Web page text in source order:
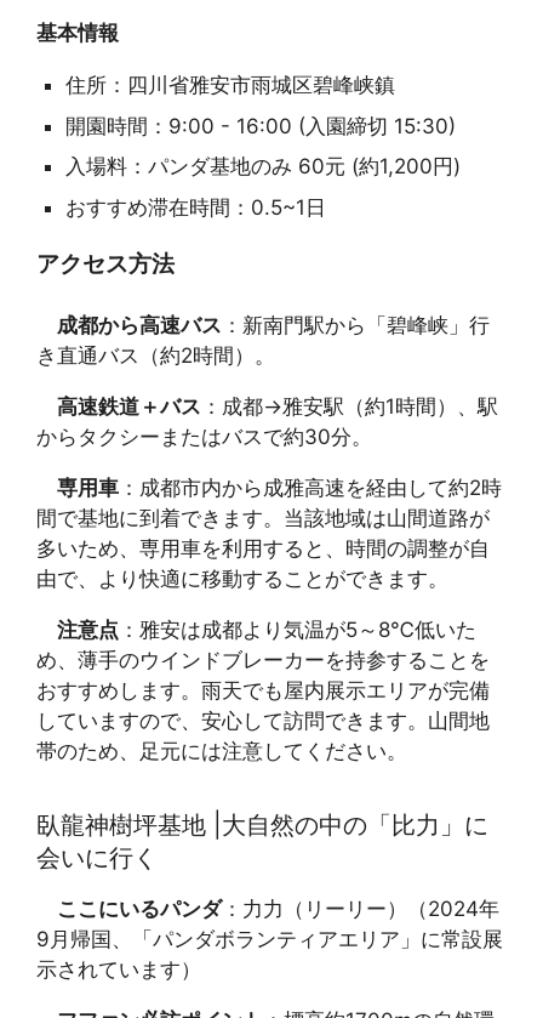
基本情報
住所：四川省雅安市雨城区碧峰峡鎮
開園時間：9:00 - 16:00 (入園締切 15:30)
入場料：パンダ基地のみ 60元 (約1,200円)
おすすめ滞在時間：0.5~1日
アクセス方法
成都から高速バス ：新南門駅から「碧峰峡」行
き直通バス（約2時間）。
高速鉄道＋バス ：成都→雅安駅（約1時間）、駅
からタクシーまたはバスで約30分。
専用車 ：成都市内から成雅高速を経由して約2時
間で基地に到着できます。当該地域は山間道路が
多いため、専用車を利用すると、時間の調整が自
由で、より快適に移動することができます。
注意点 ：雅安は成都より気温が5～8℃低いた
め、薄手のウインドブレーカーを持参することを
おすすめします。雨天でも屋内展示エリアが完備
していますので、安心して訪問できます。山間地
帯のため、足元には注意してください。
臥龍神樹坪基地 |大自然の中の「比力」に
会いに行く
ここにいるパンダ：力力（リーリー）（2024年
9月帰国、「パンダボランティアエリア」に常設展
示されています）